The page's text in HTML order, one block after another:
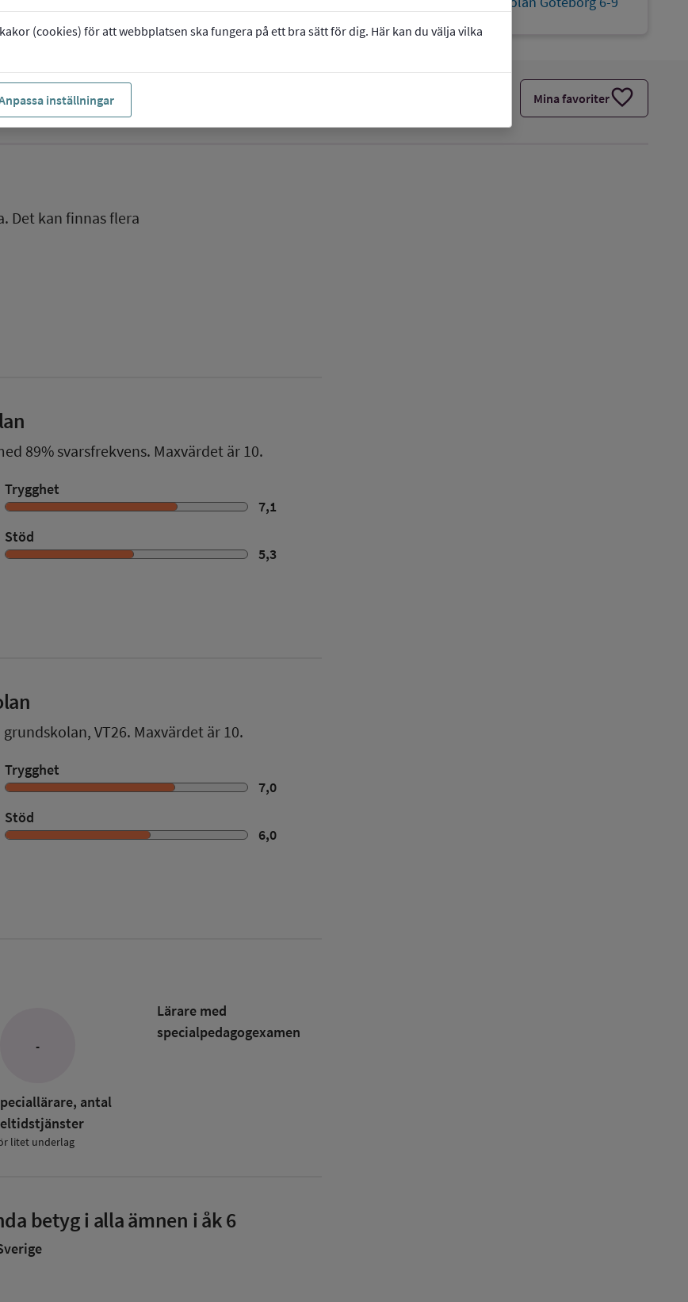
(cookies) för att webbplatsen ska fungera på ett bra sätt för dig. Här kan du välja vilka
inställningar Mina favoriterfavorite
Det kan finnas flera
89% svarsfrekvens. Maxvärdet är 10.
Trygghet
7,1
Stöd
5,3
grundskolan, VT26. Maxvärdet är 10.
Trygghet
7,0
Stöd
6,0
-
antal
litet underlag
Lärare med
specialpedagog­examen
betyg i alla ämnen i åk 6